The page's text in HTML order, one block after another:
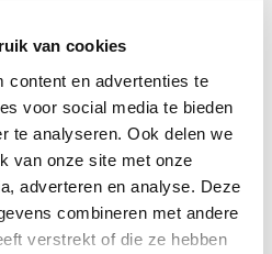
van cookies
content en advertenties te
voor social media te bieden
te analyseren. Ook delen we
van onze site met onze
adverteren en analyse. Deze
combineren met andere
verstrekt of die ze hebben
ALUMINIUM ?